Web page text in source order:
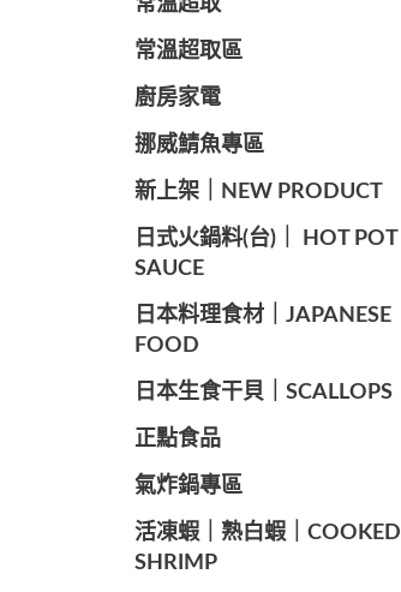
常溫超取
常溫超取區
廚房家電
️挪威鯖魚專區
️新上架｜NEW PRODUCT
️日式火鍋料(台)｜ HOT POT
SAUCE
️日本料理食材｜JAPANESE
FOOD
日本生食干貝｜SCALLOPS
正點食品
️氣炸鍋專區
️活凍蝦｜熟白蝦｜COOKED
SHRIMP